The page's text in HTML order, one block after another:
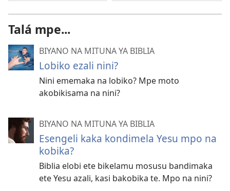
Talá mpe...
BIYANO NA MITUNA YA BIBLIA
Lobiko ezali nini?
Nini ememaka na lobiko? Mpe moto
akobikisama na nini?
BIYANO NA MITUNA YA BIBLIA
Esengeli kaka kondimela Yesu mpo na
kobika?
Biblia elobi ete bikelamu mosusu bandimaka
ete Yesu azali, kasi bakobika te. Mpo na nini?